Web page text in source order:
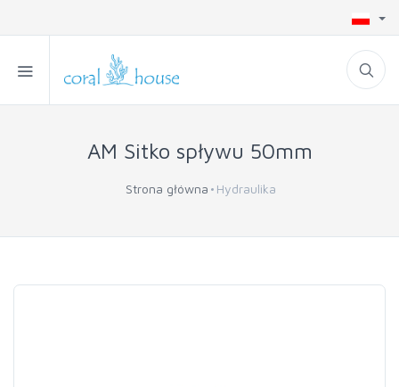
AM Sitko spływu 50mm
Strona główna Hydraulika